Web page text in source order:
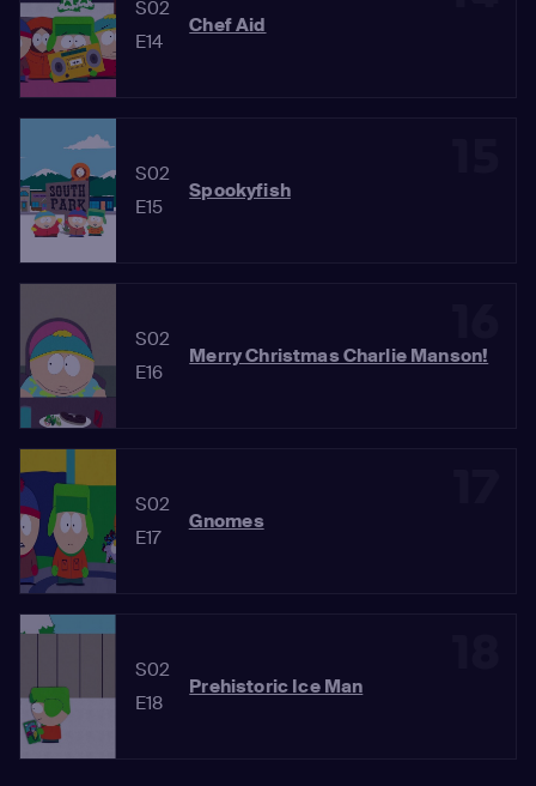
S02
E14
Chef Aid
S02
E15
Spookyfish
S02
E16
Merry Christmas Charlie Manson!
S02
E17
Gnomes
S02
E18
Prehistoric Ice Man